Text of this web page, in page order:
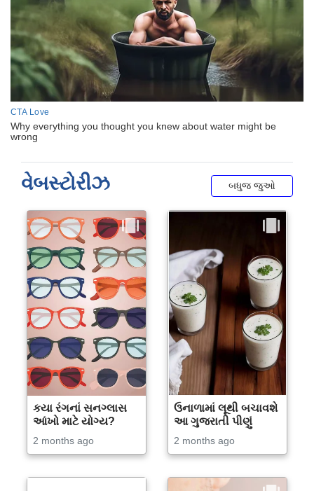
વેબસ્ટોરીઝ બધુજ જુઓ
કયા રંગનાં સનગ્લાસ
આંખો માટે યોગ્ય?
2 months ago
ઉનાળામાં લૂથી બચાવશે
આ ગુજરાતી પીણું
2 months ago